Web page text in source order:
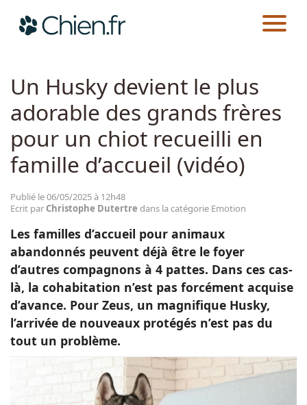
Races
Guides
CHIEN.FR ACTUALITÉS
Un Husky devient le plus
adorable des grands frères
pour un chiot recueilli en
famille d’accueil (vidéo)
Publié le 06/05/2025 à 12h48
Ecrit par Christophe Dutertre dans la catégorie Emotion
Les familles d’accueil pour animaux
abandonnés peuvent déjà être le foyer
d’autres compagnons à 4 pattes. Dans ces cas-
là, la cohabitation n’est pas forcément acquise
d’avance. Pour Zeus, un magnifique Husky,
l’arrivée de nouveaux protégés n’est pas du
tout un problème.